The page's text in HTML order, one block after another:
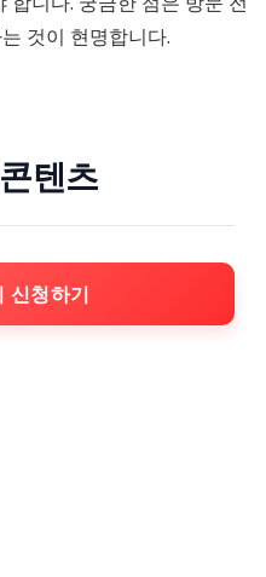
것이 현명합니다.
텐츠
신청하기